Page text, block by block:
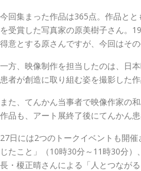
今回集まった作品は365点。作品と
を受賞した写真家の原美樹子さん。
得意とする原さんですが、今回はそ
一方、映像制作を担当したのは、日
患者が創造に取り組む姿を撮影した
また、てんかん当事者で映像作家の
作品も、アート展終了後にてんかん
27日には2つのトークイベントも開
じたこと」（10時30分～11時30分
長・榎正晴さんによる「人とつなが